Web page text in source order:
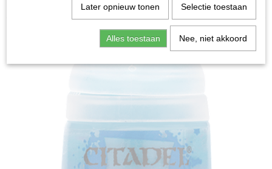
Miniature Gaming>Layer: Lothern Blue (12ml)
Later opnieuw tonen Selectie toestaan
Alles toestaan Nee, niet akkoord